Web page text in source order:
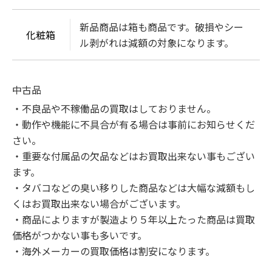
化粧箱
新品商品は箱も商品です。破損やシー
ル剥がれは減額の対象になります。
中古品
・不良品や不稼働品の買取はしておりません。
・動作や機能に不具合が有る場合は事前にお知らせくだ
さい。
・重要な付属品の欠品などはお買取出来ない事もござい
ます。
・タバコなどの臭い移りした商品などは大幅な減額もし
くはお買取出来ない場合がございます。
・商品によりますが製造より５年以上たった商品は買取
価格がつかない事も多いです。
・海外メーカーの買取価格は割安になります。